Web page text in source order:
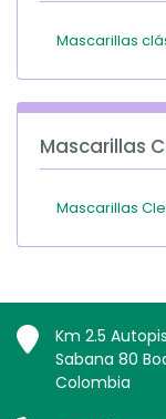
Mascarillas
Mascarillas
Mascarillas
Km 2.5
Sabana 80
Colombia